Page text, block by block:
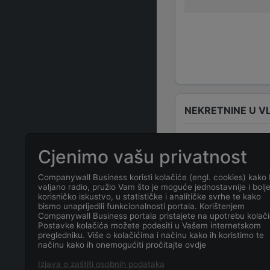
NEKRETNINE U
Koja je
Koji je datum
Cjenimo vašu privatnost
Companywall Business koristi kolačiće (engl. cookies) kako
valjano radio, pružio Vam što je moguće jednostavnije i bolje
korisničko iskustvo, u statističke i analitičke svrhe te kako
bismo unaprijedili funkcionalnosti portala. Korištenjem
Companywall Business portala pristajete na upotrebu
Postavke kolačića možete podesiti u Vašem internetskom
pregledniku. Više o kolačićima i načinu kako ih koristimo te
načinu kako ih onemogućiti pročitajte ovdje
Izjava o zaštiti osobnih podataka